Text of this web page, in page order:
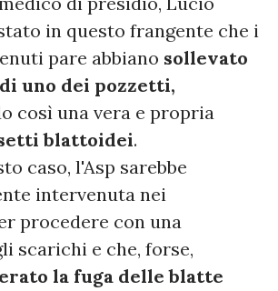
in questo frangente che i
pare abbiano sollevato
uno dei pozzetti,
così una vera e propria
blattoidei.
caso, l'Asp sarebbe
intervenuta nei
procedere con una
scarichi e che, forse,
la fuga delle blatte